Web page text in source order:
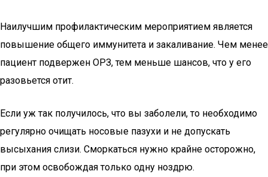
Наилучшим профилактическим мероприятием является
повышение общего иммунитета и закаливание. Чем менее
пациент подвержен ОРЗ, тем меньше шансов, что у его
разовьется отит.
Если уж так получилось, что вы заболели, то необходимо
регулярно очищать носовые пазухи и не допускать
высыхания слизи. Сморкаться нужно крайне осторожно,
при этом освобождая только одну ноздрю.